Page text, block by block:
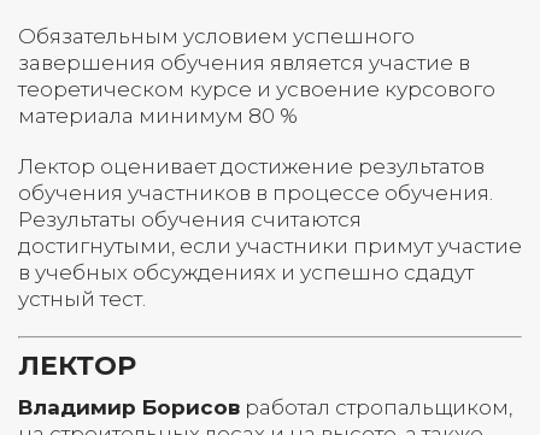
Обязательным условием успешного
завершения обучения является участие в
теоретическом курсе и усвоение курсового
материала минимум 80 %
Лектор оценивает достижение результатов
обучения участников в процессе обучения.
Результаты обучения считаются
достигнутыми, если участники примут участие
в учебных обсуждениях и успешно сдадут
устный тест.
ЛЕКТОР
Владимир Борисов работал стропальщиком,